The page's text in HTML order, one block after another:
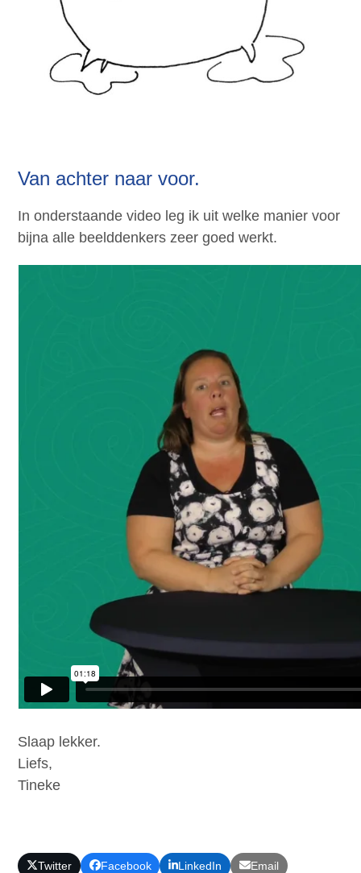
Van achter naar voor.
In onderstaande video leg ik uit welke manier voor
bijna alle beelddenkers zeer goed werkt.
Slaap lekker.
Liefs,
Tineke
Twitter Facebook LinkedIn Email